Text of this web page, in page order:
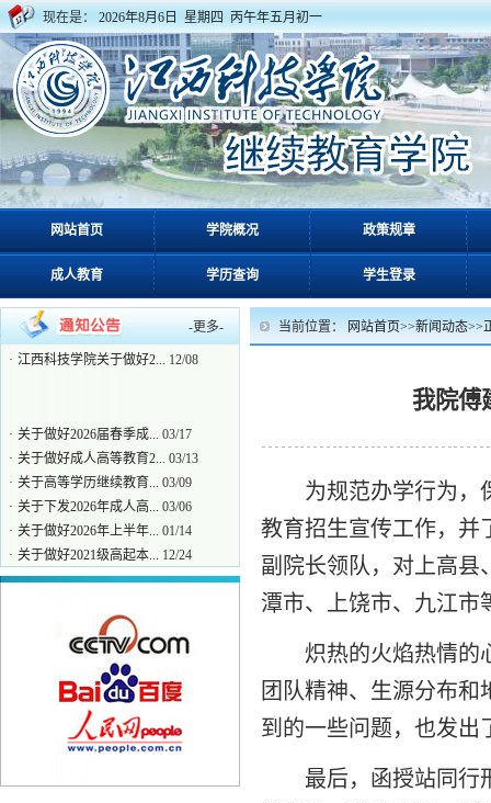
现在是： 2026年8月6日 星期四 丙午年五月初一
网站首页 学院概况 政策规章
成人教育 学历查询 学生登录
-更多-
· 关于做好2026届春季成... 03/17
关于做好成人高等教育2...
· 关于高等学历继续教育... 03/09
关于下发2026年成人高...
· 关于做好2026年上半年... 01/14
关于做好2021级高起本...
12/24
江西科技学院关于做好2...
关于做好2026届春季成...
关于做好成人高等教育2...
关于高等学历继续教育...
关于下发2026年成人高...
关于做好2026年上半年...
关于做好2021级高起本...
· 江西科技学院关于做好2... 12/08
当前位置： 网站首页>>新闻动态>>
我院傅
为规范办学行为，
教育招生宣传工作，并
副院长领队，对上高县
潭市、上饶市、九江市
炽热的火焰热情的
团队精神、生源分布
到的一些问题，也发出
最后，函授站同行